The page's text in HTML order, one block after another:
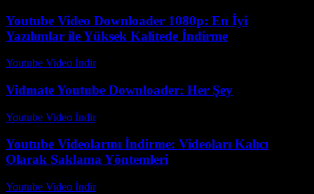
Youtube Video Downloader 1080p: En İyi
Yazılımlar ile Yüksek Kalitede İndirme
Youtube Video İndir-
Vidmate Youtube Downloader: Her Şey
Youtube Video İndir-
Youtube Videolarını İndirme: Videoları Kalıcı
Olarak Saklama Yöntemleri
Youtube Video İndir-